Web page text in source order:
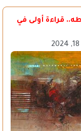
طه.. قراءة أولى في